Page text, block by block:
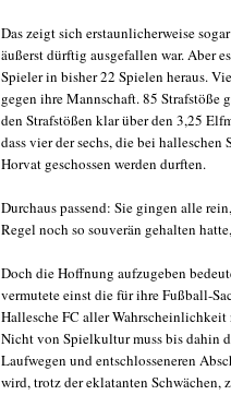
Das zeigt sich erstaunlicherweise
äußerst dürftig ausgefallen war. Aber
Spieler in bisher 22 Spielen heraus.
gegen ihre Mannschaft. 85 Strafstöße
den Strafstößen klar über den 3,25
dass vier der sechs, die bei
Horvat geschossen werden durften.
Durchaus passend: Sie gingen alle
Regel noch so souverän gehalten
Doch die Hoffnung aufzugeben
vermutete einst die für ihre Fußball-
Hallesche FC aller Wahrscheinlichkeit
Nicht von Spielkultur muss bis dahin
Laufwegen und entschlosseneren
wird, trotz der eklatanten